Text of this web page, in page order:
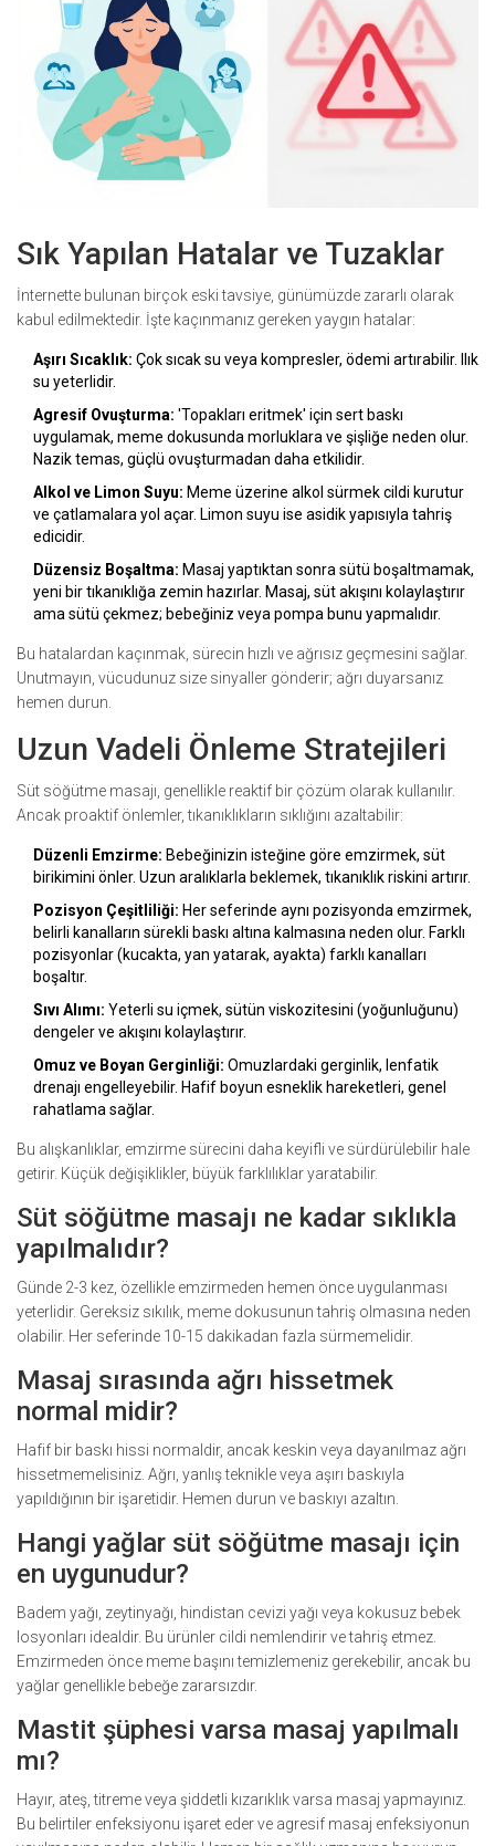
Sık Yapılan Hatalar ve Tuzaklar
İnternette bulunan birçok eski tavsiye, günümüzde zararlı olarak
kabul edilmektedir. İşte kaçınmanız gereken yaygın hatalar:
Aşırı Sıcaklık: Çok sıcak su veya kompresler, ödemi artırabilir. Ilık
su yeterlidir.
Agresif Ovuşturma: 'Topakları eritmek' için sert baskı
uygulamak, meme dokusunda morluklara ve şişliğe neden olur.
Nazik temas, güçlü ovuşturmadan daha etkilidir.
Alkol ve Limon Suyu: Meme üzerine alkol sürmek cildi kurutur
ve çatlamalara yol açar. Limon suyu ise asidik yapısıyla tahriş
edicidir.
Düzensiz Boşaltma: Masaj yaptıktan sonra sütü boşaltmamak,
yeni bir tıkanıklığa zemin hazırlar. Masaj, süt akışını kolaylaştırır
ama sütü çekmez; bebeğiniz veya pompa bunu yapmalıdır.
Bu hatalardan kaçınmak, sürecin hızlı ve ağrısız geçmesini sağlar.
Unutmayın, vücudunuz size sinyaller gönderir; ağrı duyarsanız
hemen durun.
Uzun Vadeli Önleme Stratejileri
Süt söğütme masajı, genellikle reaktif bir çözüm olarak kullanılır.
Ancak proaktif önlemler, tıkanıklıkların sıklığını azaltabilir:
Düzenli Emzirme: Bebeğinizin isteğine göre emzirmek, süt
birikimini önler. Uzun aralıklarla beklemek, tıkanıklık riskini artırır.
Pozisyon Çeşitliliği: Her seferinde aynı pozisyonda emzirmek,
belirli kanalların sürekli baskı altına kalmasına neden olur. Farklı
pozisyonlar (kucakta, yan yatarak, ayakta) farklı kanalları
boşaltır.
Sıvı Alımı: Yeterli su içmek, sütün viskozitesini (yoğunluğunu)
dengeler ve akışını kolaylaştırır.
Omuz ve Boyan Gerginliği: Omuzlardaki gerginlik, lenfatik
drenajı engelleyebilir. Hafif boyun esneklik hareketleri, genel
rahatlama sağlar.
Bu alışkanlıklar, emzirme sürecini daha keyifli ve sürdürülebilir hale
getirir. Küçük değişiklikler, büyük farklılıklar yaratabilir.
Süt söğütme masajı ne kadar sıklıkla
yapılmalıdır?
Günde 2-3 kez, özellikle emzirmeden hemen önce uygulanması
yeterlidir. Gereksiz sıkılık, meme dokusunun tahriş olmasına neden
olabilir. Her seferinde 10-15 dakikadan fazla sürmemelidir.
Masaj sırasında ağrı hissetmek
normal midir?
Hafif bir baskı hissi normaldir, ancak keskin veya dayanılmaz ağrı
hissetmemelisiniz. Ağrı, yanlış teknikle veya aşırı baskıyla
yapıldığının bir işaretidir. Hemen durun ve baskıyı azaltın.
Hangi yağlar süt söğütme masajı için
en uygunudur?
Badem yağı, zeytinyağı, hindistan cevizi yağı veya kokusuz bebek
losyonları idealdir. Bu ürünler cildi nemlendirir ve tahriş etmez.
Emzirmeden önce meme başını temizlemeniz gerekebilir, ancak bu
yağlar genellikle bebeğe zararsızdır.
Mastit şüphesi varsa masaj yapılmalı
mı?
Hayır, ateş, titreme veya şiddetli kızarıklık varsa masaj yapmayınız.
Bu belirtiler enfeksiyonu işaret eder ve agresif masaj enfeksiyonun